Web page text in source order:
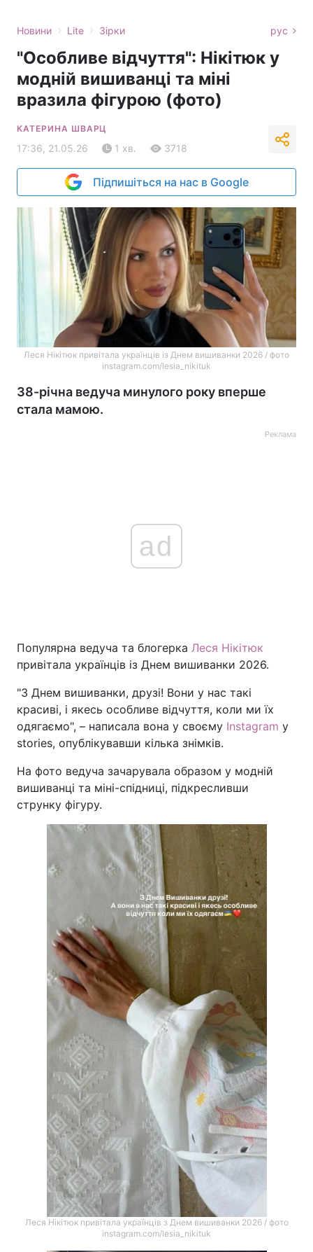
Новини › Lite › Зірки рус
"Особливе відчуття": Нікітюк у
модній вишиванці та міні
вразила фігурою (фото)
КАТЕРИНА ШВАРЦ
17:36, 21.05.26 1 хв. 3718
Підпишіться на нас в Google
Леся Нікітюк привітала українців із Днем вишиванки 2026 / фото
instagram.com/lesia_nikituk
38-річна ведуча минулого року вперше
стала мамою.
Реклама
ad
Популярна ведуча та блогерка Леся Нікітюк
привітала українців із Днем вишиванки 2026.
"З Днем вишиванки, друзі! Вони у нас такі
красиві, і якесь особливе відчуття, коли ми їх
одягаємо", – написала вона у своєму Instagram у
stories, опублікувавши кілька знімків.
На фото ведуча зачарувала образом у модній
вишиванці та міні-спідниці, підкресливши
струнку фігуру.
Леся Нікітюк привітала українців з Днем вишиванки 2026 / фото
instagram.com/lesia_nikituk